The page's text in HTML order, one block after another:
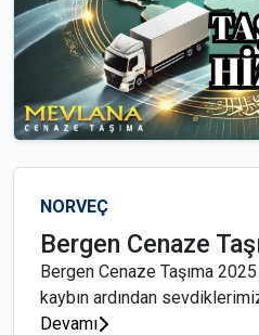
NORVEÇ
Bergen Cenaze
Bergen Cenaze Taşıma 2025
kaybın ardından
Devamı